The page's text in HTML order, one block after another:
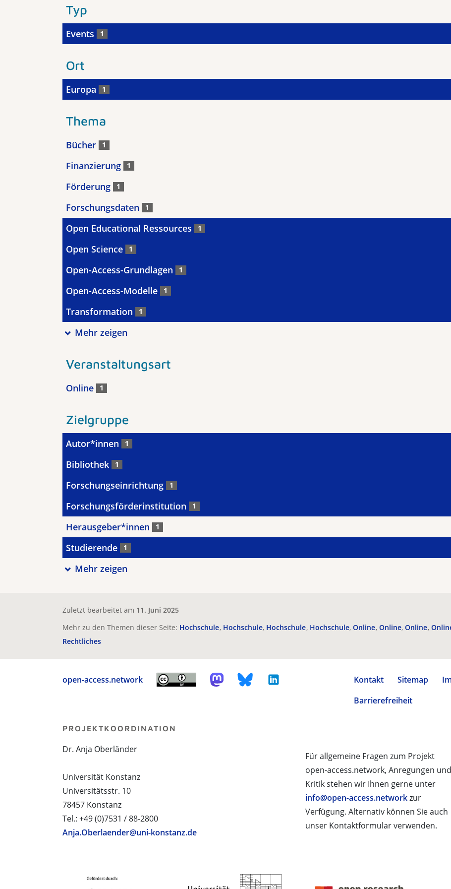
Typ
Events 1
Ort
Europa 1
Thema
Bücher 1
Finanzierung 1
Förderung 1
Forschungsdaten 1
Open Educational Ressources 1
Open Science 1
Open-Access-Grundlagen 1
Open-Access-Modelle 1
Transformation 1
Mehr zeigen
Veranstaltungsart
Online 1
Zielgruppe
Autor*innen 1
Bibliothek 1
Forschungseinrichtung 1
Forschungsförderinstitution 1
Herausgeber*innen 1
Studierende 1
Mehr zeigen
Zuletzt bearbeitet am 11. Juni 2025
Mehr zu den Themen dieser Seite: Hochschule Hochschule Hochschule Hochschule Online Online Online
Rechtliches
open-access.network Kontakt Sitemap
Barrierefreiheit
Für allgemeine Fragen zum Projekt
open-access.network, Anregungen und
Kritik stehen wir Ihnen gerne unter
info@open-access.networkzur
Verfügung. Alternativ können Sie auch
unser Kontaktformular verwenden.
PROJEKTKOORDINATION
Dr. Anja Oberländer
Universität Konstanz
Universitätsstr. 10
78457 Konstanz
Tel.: +49 (0)7531 / 88-2800
Anja.Oberlaender@uni-konstanz.de